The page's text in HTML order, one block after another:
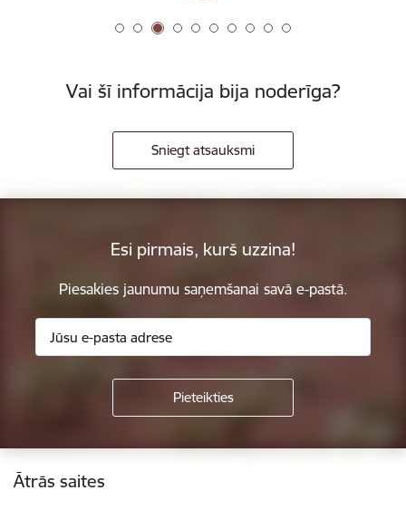
Vai šī informācija bija noderīga?
Sniegt atsauksmi
Esi pirmais, kurš uzzina!
Piesakies jaunumu saņemšanai savā e-pastā.
Kājene
Ātrās saites